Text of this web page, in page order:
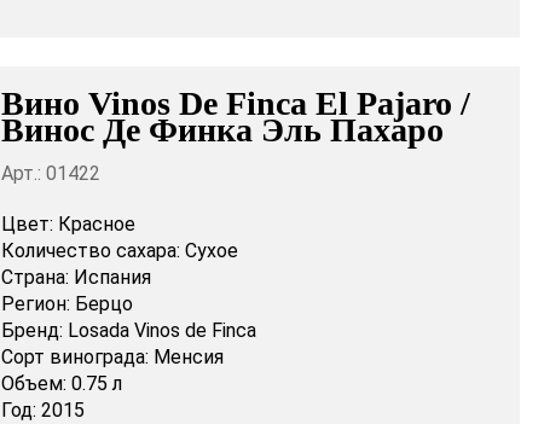
Вино Vinos De Finca El Pajaro /
Винос Де Финка Эль Пахаро
Арт.: 01422
Цвет: Красное
Количество сахара: Сухое
Страна: Испания
Регион: Берцо
Бренд: Losada Vinos de Finca
Сорт винограда: Менсия
Объем: 0.75 л
Год: 2015